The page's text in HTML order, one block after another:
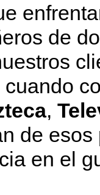
de
,
de
en el